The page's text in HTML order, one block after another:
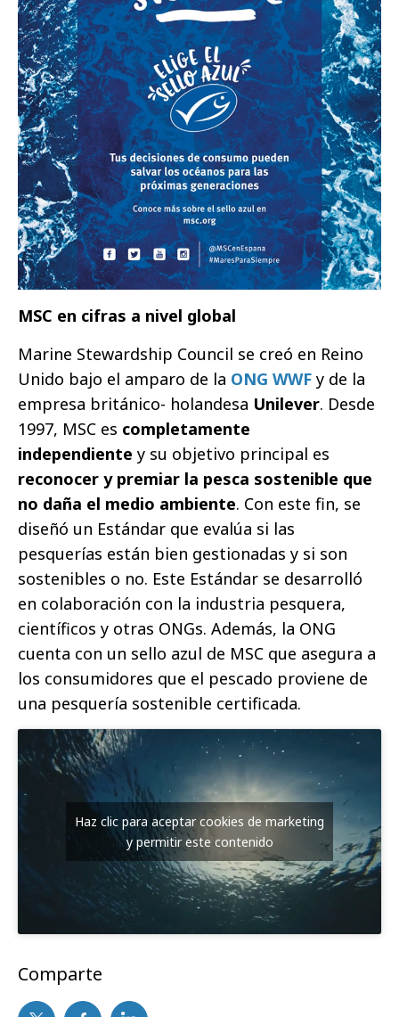
MSC en cifras a nivel global
Marine Stewardship Council se creó en Reino
Unido bajo el amparo de la ONG WWF y de la
empresa británico- holandesa Unilever. Desde
1997, MSC es completamente
independiente y su objetivo principal es
reconocer y premiar la pesca sostenible que
no daña el medio ambiente. Con este fin, se
diseñó un Estándar que evalúa si las
pesquerías están bien gestionadas y si son
sostenibles o no. Este Estándar se desarrolló
en colaboración con la industria pesquera,
científicos y otras ONGs. Además, la ONG
cuenta con un sello azul de MSC que asegura a
los consumidores que el pescado proviene de
una pesquería sostenible certificada.
Haz clic para aceptar cookies de marketing
y permitir este contenido
Comparte